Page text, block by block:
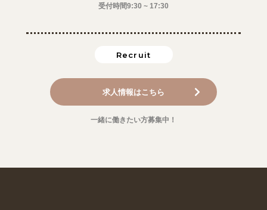
受付時間9:30 ~ 17:30
Recruit
求人情報はこちら
一緒に働きたい方募集中！